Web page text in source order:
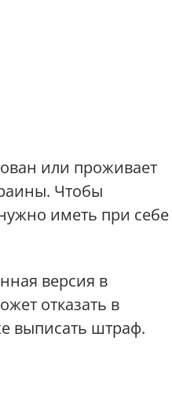
или проживает
Чтобы
иметь при себе
версия в
отказать в
выписать штраф.